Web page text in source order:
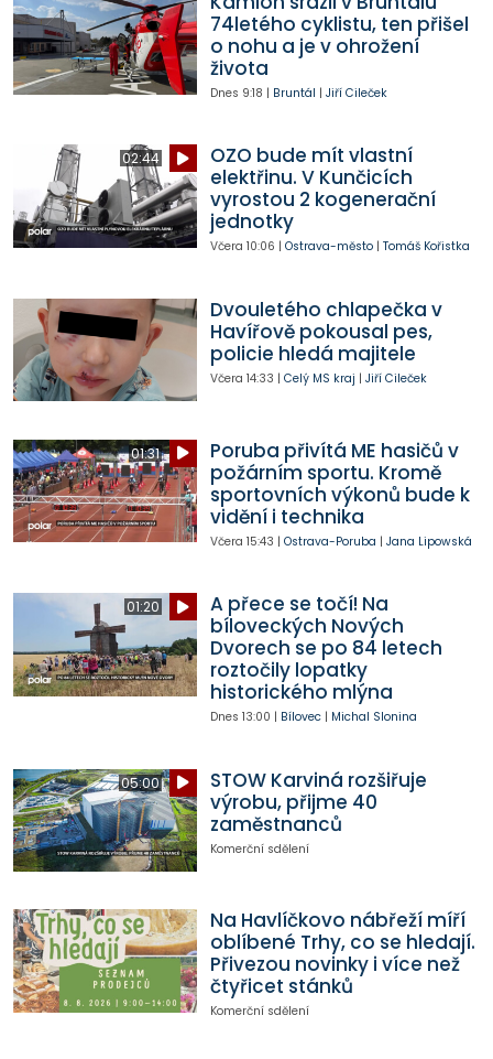
74letého cyklistu, ten přišel
o nohu a je v ohrožení
života
Dnes 9:18 | Bruntál | Jiří Cileček
02:44
OZO bude mít vlastní
elektřinu. V Kunčicích
vyrostou 2 kogenerační
jednotky
Včera 10:06 | Ostrava-město| Tomáš Kořistka
Dvouletého chlapečka v
Havířově pokousal pes,
policie hledá majitele
Včera 14:33 | Celý MS kraj | Jiří Cileček
01:31
Poruba přivítá ME hasičů v
požárním sportu. Kromě
sportovních výkonů bude k
vidění i technika
Včera 15:43 | Ostrava-Poruba | Jana Lipowská
01:20
A přece se točí! Na
bíloveckých Nových
Dvorech se po 84 letech
roztočily lopatky
historického mlýna
Dnes 13:00 | Bílovec| Michal Slonina
05:00
STOW Karviná rozšiřuje
výrobu, přijme 40
zaměstnanců
Komerční sdělení
Na Havlíčkovo nábřeží míří
oblíbené Trhy, co se hledají.
Přivezou novinky i více než
čtyřicet stánků
Komerční sdělení